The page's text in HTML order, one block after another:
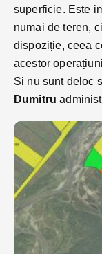
superficie. Este
numai de teren,
dispoziție, ceea
acestor
Si nu sunt deloc
Dumitru